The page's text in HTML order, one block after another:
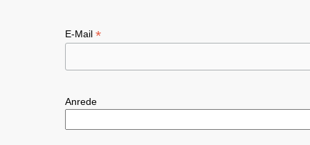
E-Mail *
Anrede